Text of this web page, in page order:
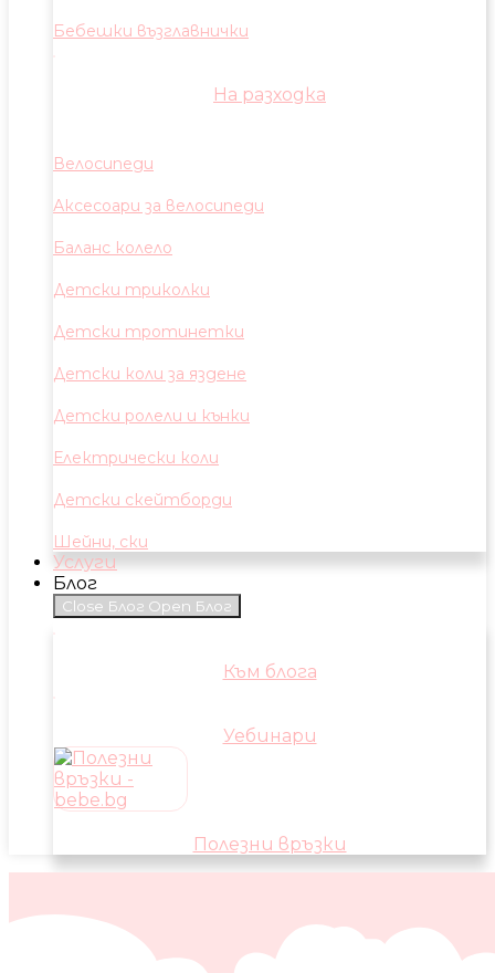
Бебешки възглавнички
На разходка
Велосипеди
Аксесоари за велосипеди
Баланс колело
Детски триколки
Детски тротинетки
Детски коли за яздене
Детски ролели и кънки
Електрически коли
Детски скейтборди
Шейни, ски
Услуги
Блог
Close Блог Open Блог
Към блога
Уебинари
Полезни връзки